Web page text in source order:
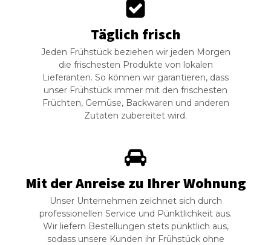
Täglich frisch
Jeden Frühstück beziehen wir jeden Morgen
die frischesten Produkte von lokalen
Lieferanten. So können wir garantieren, dass
unser Frühstück immer mit den frischesten
Früchten, Gemüse, Backwaren und anderen
Zutaten zubereitet wird.
Mit der Anreise zu Ihrer Wohnung
Unser Unternehmen zeichnet sich durch
professionellen Service und Pünktlichkeit aus.
Wir liefern Bestellungen stets pünktlich aus,
sodass unsere Kunden ihr Frühstück ohne